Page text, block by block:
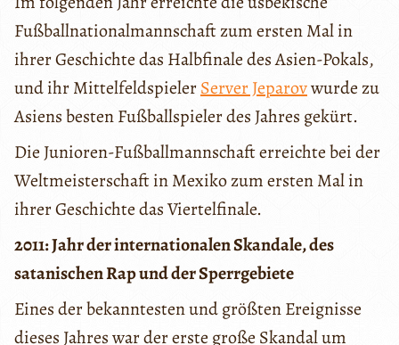
Fußballnationalmannschaft zum ersten Mal in
ihrer Geschichte das Halbfinale des Asien-Pokals,
und ihr MittelfeldspielerServer Jeparovwurde zu
Asiens besten Fußballspieler des Jahres gekürt.
Die Junioren-Fußballmannschaft erreichte bei der
Weltmeisterschaft in Mexiko zum ersten Mal in
ihrer Geschichte das Viertelfinale.
2011: Jahr der internationalen Skandale, des
satanischen Rap und der Sperrgebiete
Eines der bekanntesten und größten Ereignisse
dieses Jahres war der erste große Skandal um